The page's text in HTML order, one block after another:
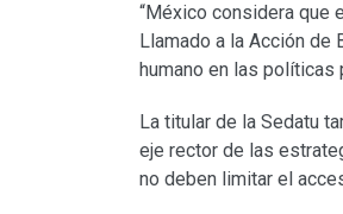
“México considera que el
Llamado a la Acción de
humano en las
La titular de la Sedatu
eje rector de las
no deben limitar el